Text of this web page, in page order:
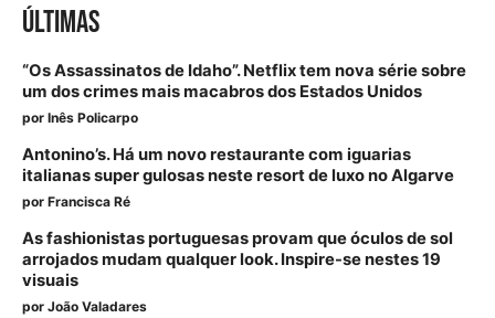
ÚLTIMAS
“Os Assassinatos de Idaho”. Netflix tem nova série sobre
um dos crimes mais macabros dos Estados Unidos
por Inês Policarpo
Antonino’s. Há um novo restaurante com iguarias
italianas super gulosas neste resort de luxo no Algarve
por Francisca Ré
As fashionistas portuguesas provam que óculos de sol
arrojados mudam qualquer look. Inspire-se nestes 19
visuais
por João Valadares